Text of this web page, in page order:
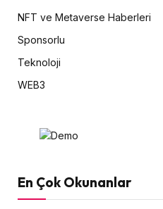
NFT ve Metaverse Haberleri
Sponsorlu
Teknoloji
WEB3
En Çok Okunanlar